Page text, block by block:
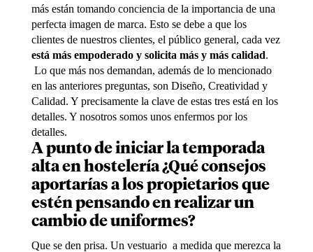
más están tomando conciencia de la importancia de una
perfecta imagen de marca. Esto se debe a que los
clientes de nuestros clientes, el público general, cada vez
está más empoderado y solicita más y más calidad.
Lo que más nos demandan, además de lo mencionado
en las anteriores preguntas, son Diseño, Creatividad y
Calidad. Y precisamente la clave de estas tres está en los
detalles. Y nosotros somos unos enfermos por los
detalles.
A punto de iniciar la temporada
alta en hostelería ¿Qué consejos
aportarías a los propietarios que
estén pensando en realizar un
cambio de uniformes?
Que se den prisa. Un vestuario a medida que merezca la